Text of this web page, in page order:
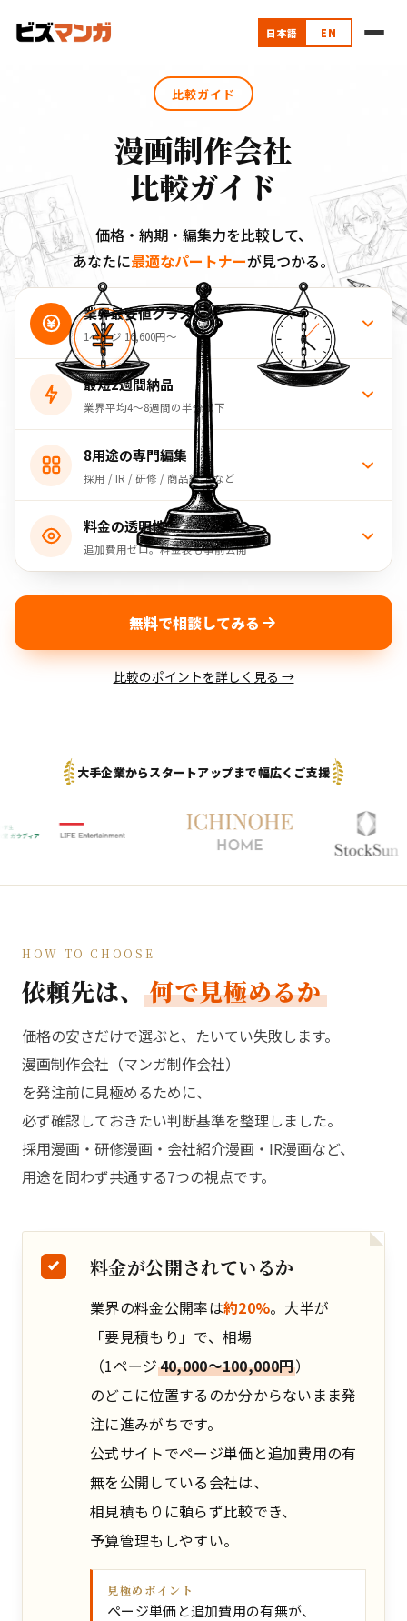
日本語 EN
比較ガイド
漫画制作会社
比較ガイド
価格・納期・編集力を比較して、
あなたに最適なパートナーが見つかる。
業界最安値クラス
1ページ 16,600円〜
最短2週間納品
業界平均4〜8週間の半分以下
8用途の専門編集
採用 / IR / 研修 / 商品紹介 など
料金の透明性
追加費用ゼロ。料金表も事前公開
無料で相談してみる
比較のポイントを詳しく見る →
大手企業からスタートアップまで幅広くご支援
HOW TO CHOOSE
依頼先は、何で見極めるか
価格の安さだけで選ぶと、たいてい失敗します。
漫画制作会社（マンガ制作会社）
を発注前に見極めるために、
必ず確認しておきたい判断基準を整理しました。
採用漫画・研修漫画・会社紹介漫画・IR漫画など、
用途を問わず共通する7つの視点です。
料金が公開されているか
業界の料金公開率は約20%。大半が
「要見積もり」で、相場
（1ページ40,000〜100,000円）
のどこに位置するのか分からないまま発
注に進みがちです。
公式サイトでページ単価と追加費用の有
無を公開している会社は、
相見積もりに頼らず比較でき、
予算管理もしやすい。
見極めポイント
ページ単価と追加費用の有無が、